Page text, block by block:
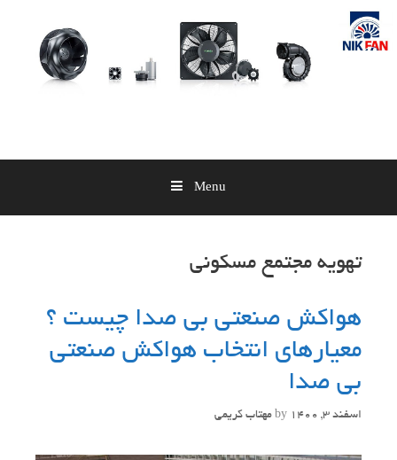
Skip
content
Menu
تهویه مجتمع مسکونی
هواکش صنعتی بی صدا چیست ؟
معیارهای انتخاب هواکش صنعتی
بی صدا
اسفند 3, 1400 by مهتاب کریمی